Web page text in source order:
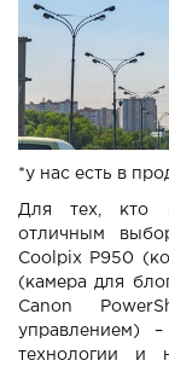
*у нас есть в
Для тех, кто
отличным
Coolpix P950
(камера для
Canon
управлением) –
технологии и